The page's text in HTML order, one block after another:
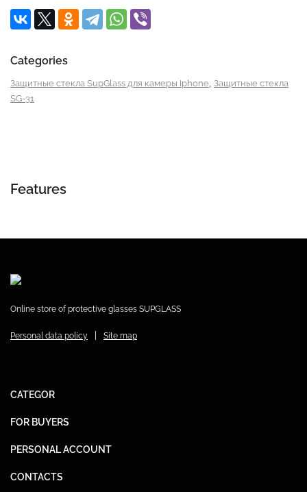
Categories
Защитные стекла SupGlass для камеры Iphone Защитные стекла
SG-31
Features
Online store of protective glasses SUPGLASS
Personal data policy Site map
CATEGOR
FOR BUYERS
PERSONAL ACCOUNT
CONTACTS